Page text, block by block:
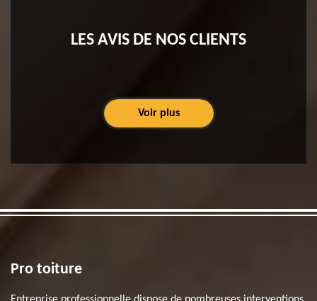
LES AVIS DE NOS CLIENTS
Voir plus
Pro toiture